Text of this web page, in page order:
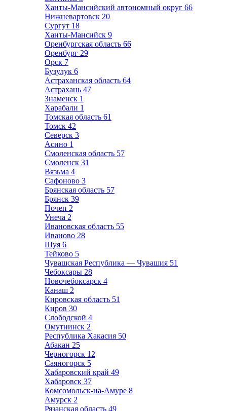
Ханты-Мансийский автономный округ 66
Нижневартовск 20
Сургут 18
Ханты-Мансийск 9
Оренбургская область 66
Оренбург 29
Орск 7
Бузулук 6
Астраханская область 64
Астрахань 47
Знаменск 1
Харабали 1
Томская область 61
Томск 42
Северск 3
Асино 1
Смоленская область 57
Смоленск 31
Вязьма 4
Сафоново 3
Брянская область 57
Брянск 39
Почеп 2
Унеча 2
Ивановская область 55
Иваново 28
Шуя 6
Тейково 5
Чувашская Республика — Чувашия 51
Чебоксары 28
Новочебоксарск 4
Канаш 2
Кировская область 51
Киров 30
Слободской 4
Омутнинск 2
Республика Хакасия 50
Абакан 25
Черногорск 12
Саяногорск 5
Хабаровский край 49
Хабаровск 37
Комсомольск-на-Амуре 8
Амурск 2
Рязанская область 49